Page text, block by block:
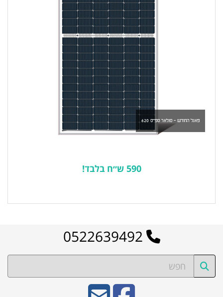
פאנל החודש - סולאר ספייס 620
590 ש״ח בלבד!